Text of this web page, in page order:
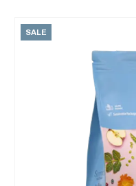
SALE